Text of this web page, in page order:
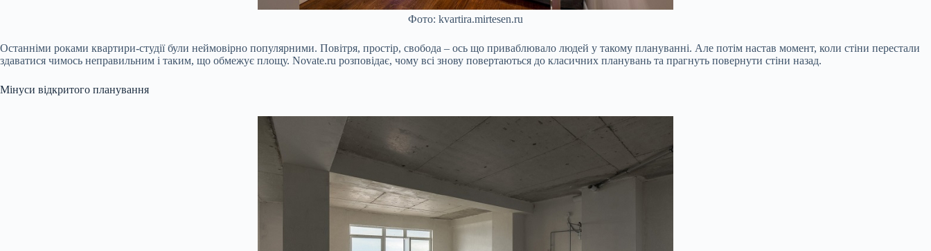
Фото: kvartira.mirtesen.ru
Останніми роками квартири-студії були неймовірно популярними. Повітря, простір, свобода – ось що приваблювало людей у такому плануванні. Але потім настав момент, коли стіни перестали
здаватися чимось неправильним і таким, що обмежує площу. Novate.ru розповідає, чому всі знову повертаються до класичних планувань та прагнуть повернути стіни назад.
Мінуси відкритого планування